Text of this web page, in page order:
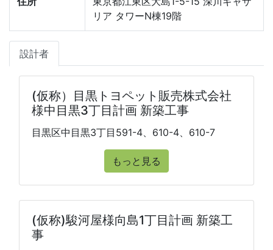
リア タワーN棟19階
設計者
(仮称）目黒トヨペット販売株式会社
様中目黒3丁目計画 新築工事
目黒区中目黒3丁目591-4、610-4、610-7
もっと見る
(仮称)駿河屋様向島1丁目計画 新築工
事